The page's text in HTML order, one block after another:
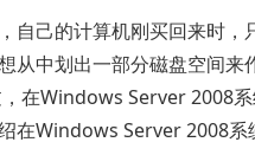
己的计算机刚买回来时，
从中划出一部分磁盘空间
在Windows Server 2008
在Windows Server 2008系